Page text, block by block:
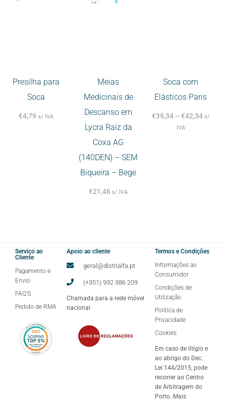
Presilha para
Soca
€4,79 s/ IVA
Meias
Medicinais de
Descanso em
Lycra Raiz da
Coxa AG
(140DEN) – SEM
Biqueira – Bege
€21,46 s/ IVA
Soca com
Elásticos Paris
€39,34 – €42,34 s/
IVA
Serviço ao
Cliente
Pagamento e
Envio
FAQ'S
Pedido de RMA
Apoio ao cliente
geral@distrialfa.pt
(+351) 932 386 209
Chamada para a rede móvel
nacional
Termos e Condições
Informações ao
Consumidor
Condições de
Utilização
Politíca de
Privacidade
Cookies
Em caso de litigio e
ao abrigo do Dec.
Lei 144/2015, pode
recorrer ao Centro
de Arbitragem do
Porto. Mais